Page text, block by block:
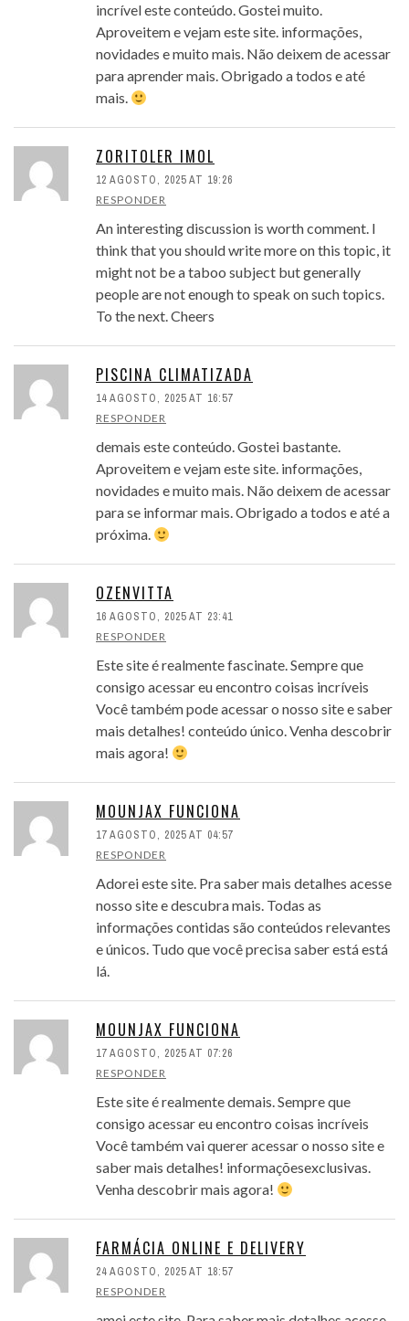
incrível este conteúdo. Gostei muito.
Aproveitem e vejam este site. informações,
novidades e muito mais. Não deixem de acessar
para aprender mais. Obrigado a todos e até
mais.
ZORITOLER IMOL
12 AGOSTO, 2025 AT 19:26
RESPONDER
An interesting discussion is worth comment. I
think that you should write more on this topic, it
might not be a taboo subject but generally
people are not enough to speak on such topics.
To the next. Cheers
PISCINA CLIMATIZADA
14 AGOSTO, 2025 AT 16:57
RESPONDER
demais este conteúdo. Gostei bastante.
Aproveitem e vejam este site. informações,
novidades e muito mais. Não deixem de acessar
para se informar mais. Obrigado a todos e até a
próxima.
OZENVITTA
16 AGOSTO, 2025 AT 23:41
RESPONDER
Este site é realmente fascinate. Sempre que
consigo acessar eu encontro coisas incríveis
Você também pode acessar o nosso site e saber
mais detalhes! conteúdo único. Venha descobrir
mais agora!
MOUNJAX FUNCIONA
17 AGOSTO, 2025 AT 04:57
RESPONDER
Adorei este site. Pra saber mais detalhes acesse
nosso site e descubra mais. Todas as
informações contidas são conteúdos relevantes
e únicos. Tudo que você precisa saber está está
lá.
MOUNJAX FUNCIONA
17 AGOSTO, 2025 AT 07:26
RESPONDER
Este site é realmente demais. Sempre que
consigo acessar eu encontro coisas incríveis
Você também vai querer acessar o nosso site e
saber mais detalhes! informaçõesexclusivas.
Venha descobrir mais agora!
FARMÁCIA ONLINE E DELIVERY
24 AGOSTO, 2025 AT 18:57
RESPONDER